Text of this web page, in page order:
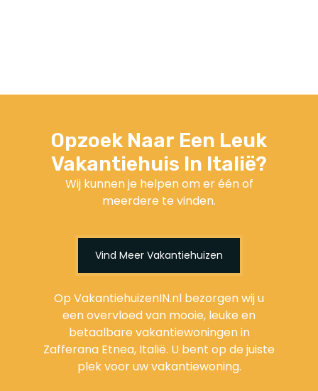
Opzoek Naar Een Leuk
Vakantiehuis In Italië?
Wij kunnen je helpen om er één of
meerdere te vinden.
Vind Meer Vakantiehuizen
Op VakantiehuizenIN.nl bezorgen wij u
een overvloed van mooie, leuke en
betaalbare vakantiewoningen in
Zafferana Etnea, Italië. U bent op de juiste
plek voor uw vakantiewoning.